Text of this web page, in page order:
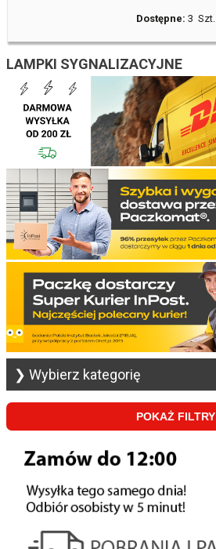
❯ Wybierz kategorię
POKAŻ FILTRY
Dostępne: 3 Szt.
LAMPKI SYGNALIZACYJNE